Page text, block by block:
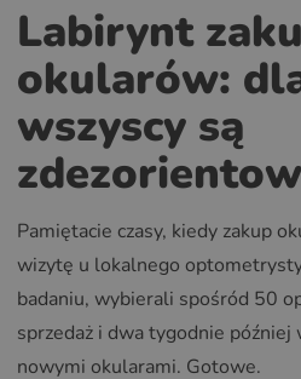
Labirynt
okularów:
wszyscy są
Pamiętacie czasy, kiedy zakup
wizytę u lokalnego
badaniu, wybierali spośród 50
sprzedaż i dwa tygodnie później
nowymi okularami. Gotowe.